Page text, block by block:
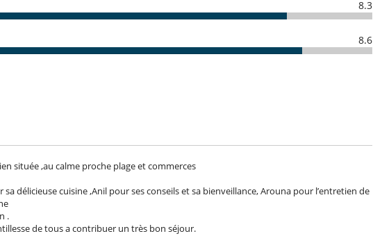
8.3
8.6
située ,au calme proche plage et commerces
délicieuse cuisine ,Anil pour ses conseils et sa bienveillance, Arouna pour l’entretien de
.
de tous a contribuer un très bon séjour.